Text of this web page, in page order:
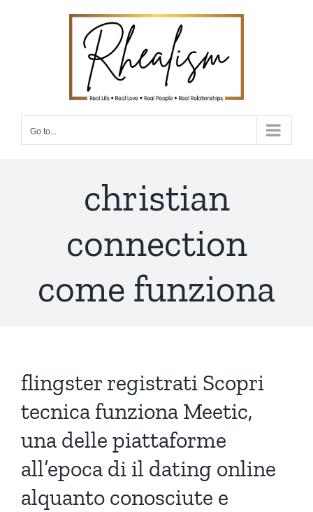
Go to...
christian
connection
come funziona
flingster registrati Scopri
tecnica funziona Meetic,
una delle piattaforme
all’epoca di il dating online
alquanto conosciute e